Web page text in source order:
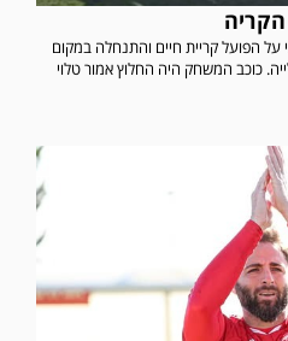
על הפועל קריית חיים והתנחלה במקום
כוכב המשחק היה החלוץ אמור טלוי